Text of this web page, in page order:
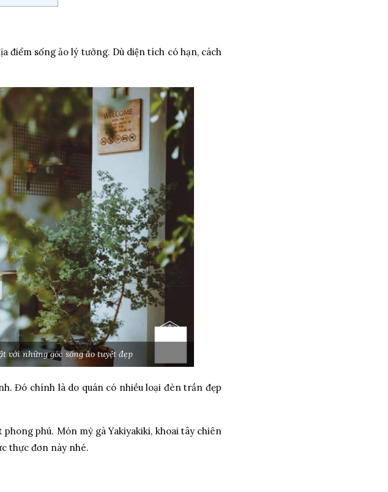
điểm sống ảo lý tưởng. Dù diện tích có hạn, cách
với những góc sống ảo tuyệt đẹp
Đó chính là do quán có nhiều loại đèn trần đẹp
phú. Món mỳ gà Yakiyakiki, khoai tây chiên
thực đơn này nhé.